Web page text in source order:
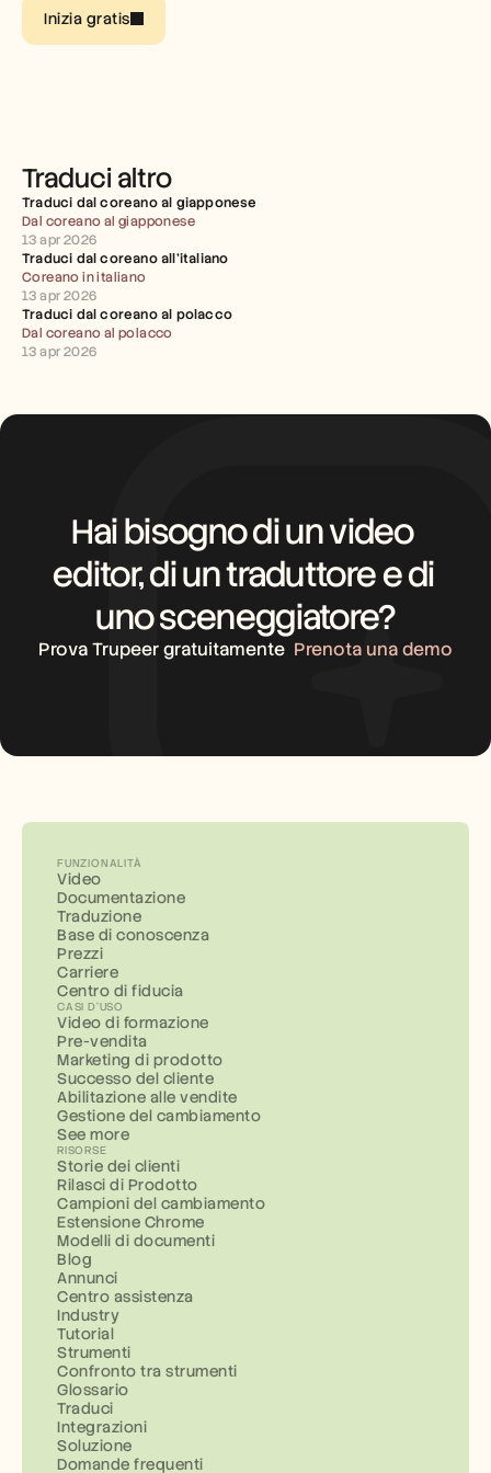
Inizia gratis
Traduci altro
Traduci dal coreano al giapponese
Dal coreano al giapponese
13 apr 2026
Traduci dal coreano all'italiano
Coreano in italiano
13 apr 2026
Traduci dal coreano al polacco
Dal coreano al polacco
13 apr 2026
Hai bisogno di un video
editor, di un traduttore e di
uno sceneggiatore?
Prova Trupeer gratuitamente Prenota una demo
FUNZIONALITÀ
Video
Documentazione
Traduzione
Base di conoscenza
Prezzi
Carriere
Centro di fiducia
CASI D'USO
Video di formazione
Pre-vendita
Marketing di prodotto
Successo del cliente
Abilitazione alle vendite
Gestione del cambiamento
See more
RISORSE
Storie dei clienti
Rilasci di Prodotto
Campioni del cambiamento
Estensione Chrome
Modelli di documenti
Blog
Annunci
Centro assistenza
Industry
Tutorial
Strumenti
Confronto tra strumenti
Glossario
Traduci
Integrazioni
Soluzione
Domande frequenti
Carriere